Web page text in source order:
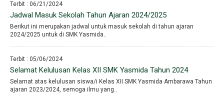
Terbit : 06/21/2024
Jadwal Masuk Sekolah Tahun Ajaran 2024/2025
Berikut ini merupakan jadwal untuk masuk sekolah di tahun ajaran
2024/2025 untuk di SMK Yasmida..
Terbit : 05/06/2024
Selamat Kelulusan Kelas XII SMK Yasmida Tahun 2024
Selamat atas kelulusan siswa/i Kelas XII SMK Yasmida Ambarawa Tahun
ajaran 2023/2024, semoga ilmu yang..